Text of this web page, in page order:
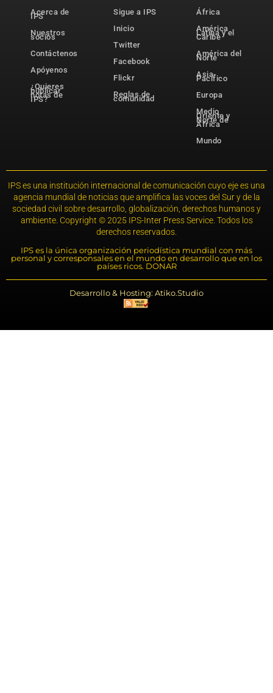
Acerca de
IPS
Nuestros
socios
Contáctenos
Apóyenos
¿Quieres
publicar
notas de
IPS?
Sigue a IPS
Inicio
Twitter
Facebook
Flickr
Reglas de
comunidad
África
América
Latina y el
Caribe
América del
Norte
Asia-
Pacífico
Europa
Medio
Oriente y
Norte de
África
Mundo
IPS es una institución internacional de comunicación cuyo eje es una
agencia mundial de noticias que amplifica las voces del Sur y de la
sociedad civil sobre desarrollo, globalización, derechos humanos y
ambiente. Copyright © 2025 IPS-Inter Press Service. Todos los
derechos reservados.
IPS es la única organización periodística mundial con más
personal y corresponsales en el mundo en desarrollo que en los
países ricos. DONAR
Desarrollo & Hosting: Atiko.Studio